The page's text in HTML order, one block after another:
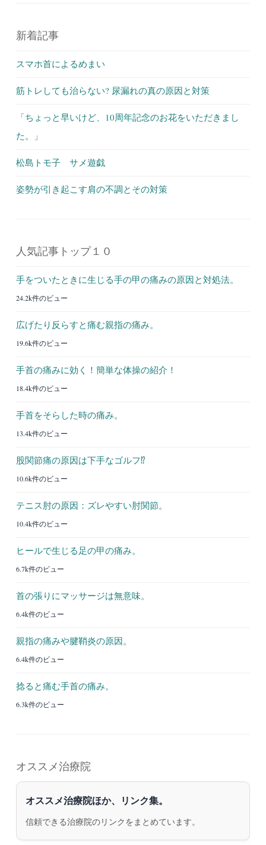
新着記事
スマホ首によるめまい
筋トレしても治らない? 尿漏れの真の原因と対策
「ちょっと早いけど、10周年記念のお花をいただきまし
た。」
松島トモ子 サメ遊戯
姿勢が引き起こす肩の不調とその対策
人気記事トップ１０
手をついたときに生じる手の甲の痛みの原因と対処法。
24.2k件のビュー
広げたり反らすと痛む親指の痛み。
19.6k件のビュー
手首の痛みに効く！簡単な体操の紹介！
18.4k件のビュー
手首をそらした時の痛み。
13.4k件のビュー
股関節痛の原因は下手なゴルフ⁉︎
10.6k件のビュー
テニス肘の原因：ズレやすい肘関節。
10.4k件のビュー
ヒールで生じる足の甲の痛み。
6.7k件のビュー
首の張りにマッサージは無意味。
6.4k件のビュー
親指の痛みや腱鞘炎の原因。
6.4k件のビュー
捻ると痛む手首の痛み。
6.3k件のビュー
オススメ治療院
オススメ治療院ほか、リンク集。
信頼できる治療院のリンクをまとめています。